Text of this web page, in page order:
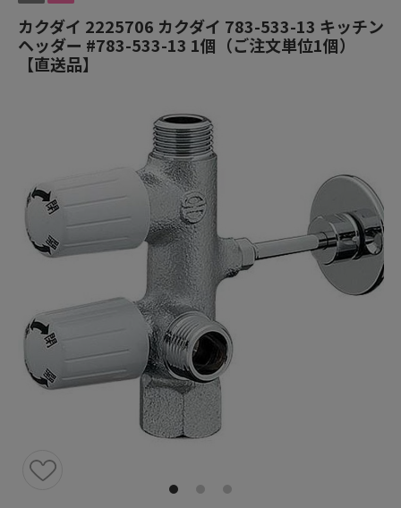
カクダイ 2225706 カクダイ 783-533-13 キッチン
ヘッダー #783-533-13 1個（ご注文単位1個）
【直送品】